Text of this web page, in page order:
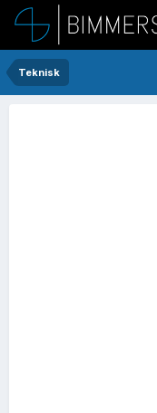
Teknisk